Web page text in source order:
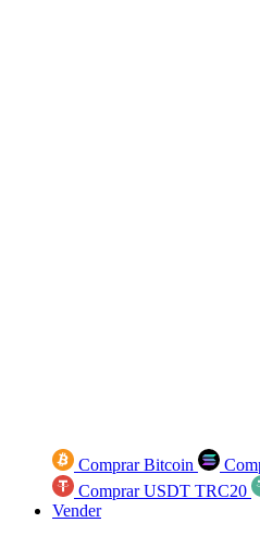
Comprar Bitcoin
Comprar USDT TRC20
Vender